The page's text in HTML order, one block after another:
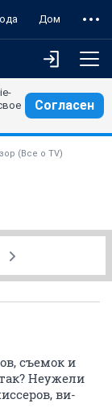
Дом
Согласен
(Все о TV)
съемок и
Неужели
ви-